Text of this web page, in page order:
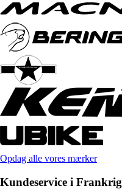
Opdag alle vores mærker
Kundeservice i Frankrig